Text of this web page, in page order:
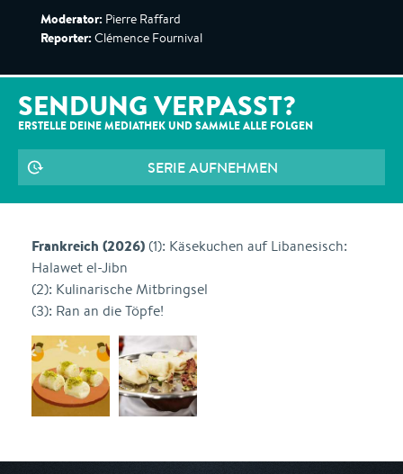
Moderator: Pierre Raffard
Reporter: Clémence Fournival
SENDUNG VERPASST?
ERSTELLE DEINE MEDIATHEK UND SAMMLE ALLE FOLGEN
SERIE AUFNEHMEN
Frankreich (2026) (1): Käsekuchen auf Libanesisch:
Halawet el-Jibn
(2): Kulinarische Mitbringsel
(3): Ran an die Töpfe!